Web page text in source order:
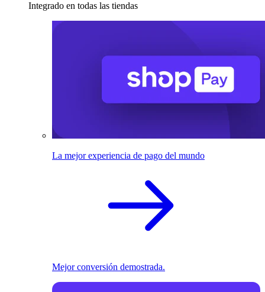
Integrado en todas las tiendas
La mejor experiencia de pago del mundo
Mejor conversión demostrada.